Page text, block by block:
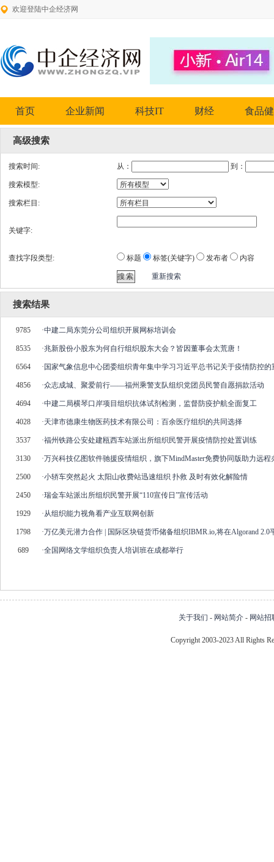
欢迎登陆中企经济网
首页 企业新闻 科技IT 财经 食品
高级搜索
搜索时间: 从： 到：
搜索模型:
搜索栏目:
关键字:
查找字段类型: 标题 标签(关键字) 发布者 内容
重新搜索
搜索结果
9785 ·中建二局东莞分公司组织开展网标培训会
8535 ·兆新股份小股东为何自行组织股东大会？皆因董事会太荒唐！
6564 · 国家气象信息中心团委组织青年集中学习习近平总书记关于疫情防控的
4856 ·众志成城、聚爱前行——福州乘警支队组织党团员民警自愿捐款活动
4694 ·中建二局横琴口岸项目组织抗体试剂检测，监督防疫护航全面复工
4028 ·天津市德康生物医药技术有限公司：百余医疗组织的共同选择
3537 ·福州铁路公安处建瓯西车站派出所组织民警开展疫情防控处置训练
3130 ·万兴科技亿图软件驰援疫情组织，旗下MindMaster免费协同版助力远程
2500 ·小轿车突然起火 太阳山收费站迅速组织 扑救 及时有效化解险情
2450 ·瑞金车站派出所组织民警开展“110宣传日”宣传活动
1929 ·从组织能力视角看产业互联网创新
1798 ·万亿美元潜力合作 | 国际区块链货币储备组织IBMR.io,将在Algorand
689 ·全国网络文学组织负责人培训班在成都举行
关于我们 - 网站简介 - 网站招
Copyright 2003-2023 All Rights